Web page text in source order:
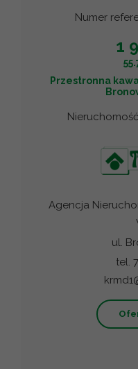
Numer
1
Przestronna
Agencja
ul.
tel.